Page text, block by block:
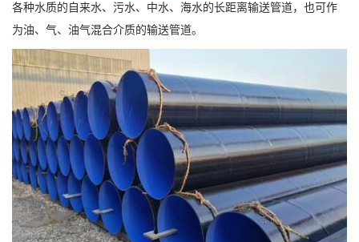
各种水质的自来水、污水、中水、海水的长距离输送管道，也可作
为油、气、油气混合介质的输送管道。